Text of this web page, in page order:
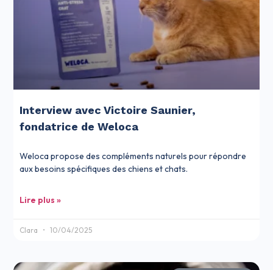
Interview avec Victoire Saunier,
fondatrice de Weloca
Weloca propose des compléments naturels pour répondre
aux besoins spécifiques des chiens et chats.
Lire plus »
Clara 10/04/2025